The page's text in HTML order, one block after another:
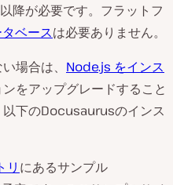
降が必要です。フラットフ
ベースは必要ありません。
場合は、 Node.js をインス
をアップグレードすること
下のDocusaurusのインス
リ にあるサンプル